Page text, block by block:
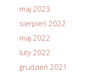
maj 2023
sierpień 2022
maj 2022
luty 2022
grudzień 2021